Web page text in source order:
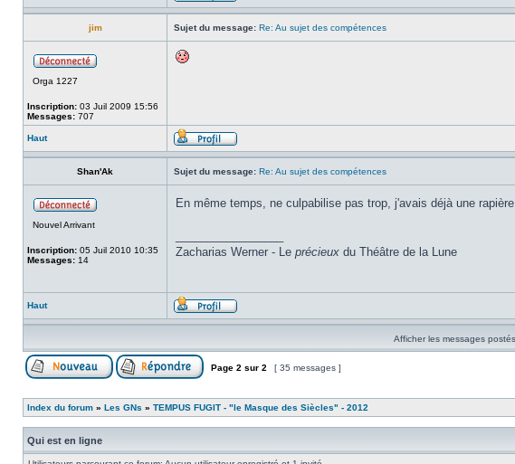
jim Sujet du message: Re: Au sujet des compétences
Orga 1227
Inscription: 03 Juil 2009 15:56
Messages: 707
Haut
Shan'Ak Sujet du message: Re: Au sujet des compétences
Nouvel Arrivant
Inscription: 05 Juil 2010 10:35
Messages: 14
En même temps, ne culpabilise pas trop, j'avais déjà une
Zacharias Werner - Le précieux du Théâtre de la Lune
Haut
Afficher les messages
Page 2 sur 2 [ 35 messages ]
Index du forum » Les GNs » TEMPUS FUGIT - "le Masque des Siècles" - 2012
Qui est en ligne